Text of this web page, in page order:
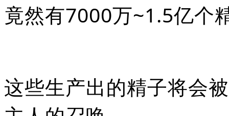
竟然有7000万~1.5亿个
这些生产出的精子将会